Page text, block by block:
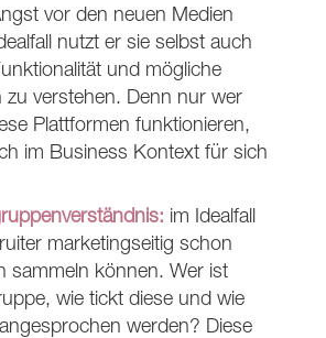
vor den neuen Medien
nutzt er sie selbst auch
und mögliche
zu verstehen. Denn nur wer
Plattformen funktionieren,
im Business Kontext für sich
im Idealfall
marketingseitig schon
sammeln können. Wer ist
wie tickt diese und wie
werden? Diese